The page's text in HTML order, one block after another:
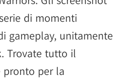
di momenti
gameplay, unitamente
Trovate tutto il
pronto per la